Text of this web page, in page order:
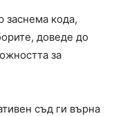
заснема кода,
доведе до
за
съд ги върна